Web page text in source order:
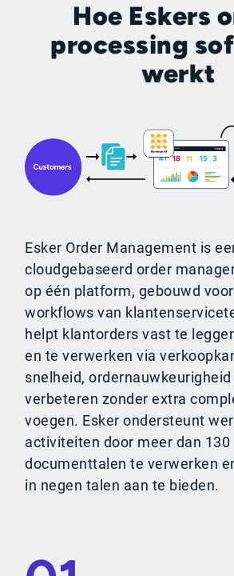
Hoe Eskers
processing
werkt
Esker Order Management is
cloudgebaseerd order
op één platform, gebouwd
workflows van
helpt klantorders vast te
en te verwerken via
snelheid,
verbeteren zonder extra
voegen. Esker ondersteunt
activiteiten door meer dan 130
documenttalen te verwerken
in negen talen aan te bieden.